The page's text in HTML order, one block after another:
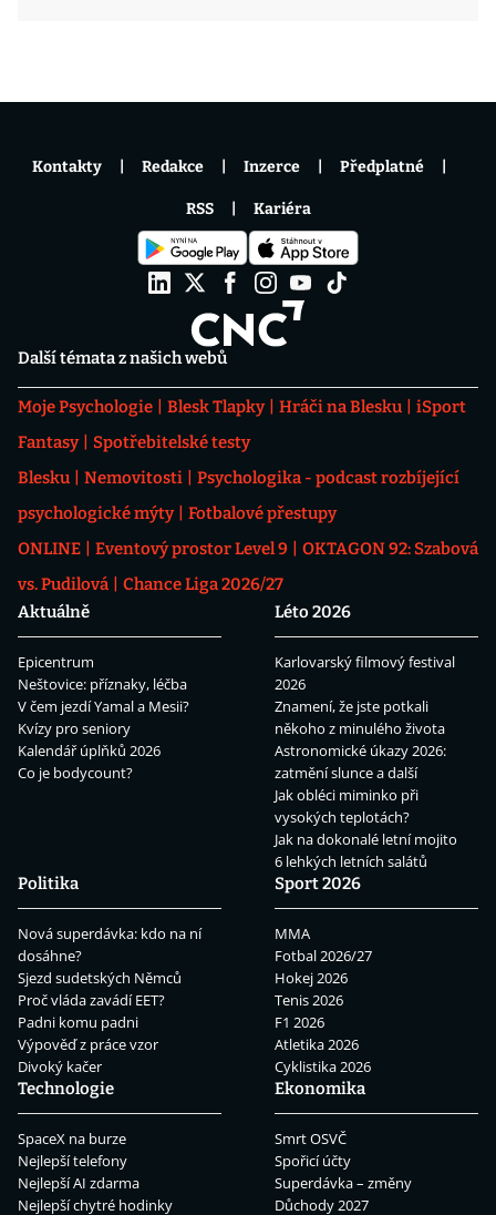
Další témata z našich webů
Moje Psychologie Blesk Tlapky Hráči na Blesku
iSport
Fantasy
Spotřebitelské testy
Blesku
Nemovitosti
Psychologika - podcast rozbíjející
psychologické mýty
Fotbalové přestupy
ONLINE
Eventový prostor Level 9
OKTAGON 92: Szabová
vs. Pudilová
Chance Liga 2026/27
Aktuálně
Epicentrum
Neštovice: příznaky, léčba
V čem jezdí Yamal a Mesii?
Kvízy pro seniory
Kalendář úplňků 2026
Co je bodycount?
Léto 2026
Karlovarský filmový festival
2026
Znamení, že jste potkali
někoho z minulého života
Astronomické úkazy 2026:
zatmění slunce a další
Jak obléci miminko při
vysokých teplotách?
Jak na dokonalé letní mojito
6 lehkých letních salátů
Politika
Nová superdávka: kdo na ní
dosáhne?
Sjezd sudetských Němců
Proč vláda zavádí EET?
Padni komu padni
Výpověď z práce vzor
Divoký kačer
Sport 2026
MMA
Fotbal 2026/27
Hokej 2026
Tenis 2026
F1 2026
Atletika 2026
Cyklistika 2026
Technologie
SpaceX na burze
Nejlepší telefony
Nejlepší AI zdarma
Nejlepší chytré hodinky
Ekonomika
Smrt OSVČ
Spořicí účty
Superdávka – změny
Důchody 2027
Kontakty Redakce Inzerce Předplatné
RSS Kariéra